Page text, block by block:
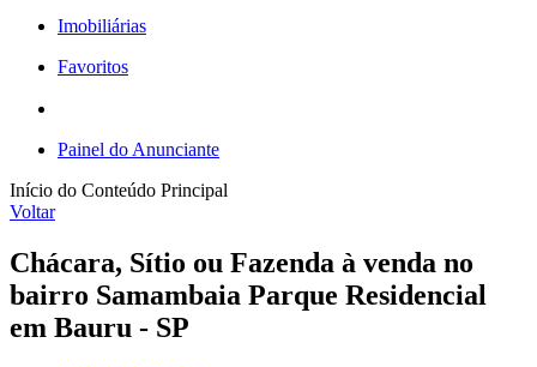
Imobiliárias
Favoritos
Painel do Anunciante
Início do Conteúdo Principal
Voltar
Chácara, Sítio ou Fazenda à venda no
bairro Samambaia Parque Residencial
em Bauru - SP